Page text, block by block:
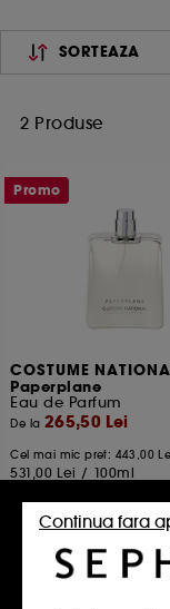
SORTEAZA
2 Produse
COSTUME
Paperplane
Eau de Parfum
De la 265,50 Lei
Cel mai mic pret: 443,00
531,00 Lei / 100ml
Adauga in
Promo
Continua fara